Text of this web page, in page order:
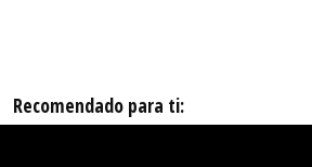
Recomendado para ti: